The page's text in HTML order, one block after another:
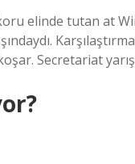
elinde tutan at
Secretariat